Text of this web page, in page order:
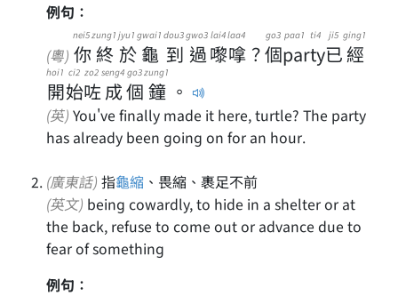
例句：
(粵) 你
nei5
終
zung1
於
jyu1
龜
gwai1
到
dou3
過
gwo3
嚟
lai4
嗱
laa4
？個
go3
party
paa1 ti4
已
ji5
經
ging1
開
hoi1
始
ci2
咗
zo2
成
seng4
個
go3
鐘
zung1
。
(英) You've finally made it here, turtle? The party
has already been going on for an hour.
(廣東話) 指龜縮 、畏縮、裹足不前
(英文)
the back, refuse to come out or advance due to
fear of something
例句：